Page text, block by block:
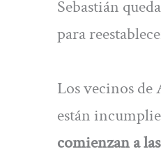
Sebastián
para
Los vecinos
están
comienzan a